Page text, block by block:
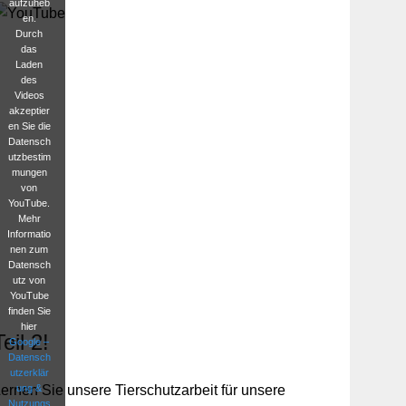
aufzuheb
en.
Durch
das
Laden
des
Videos
akzeptier
en Sie die
Datensch
utzbestim
mungen
von
YouTube.
Mehr
Informatio
nen zum
Datensch
utz von
YouTube
finden Sie
hier
Google –
Datensch
utzerklär
ung &
Nutzungs
2!
Sie unsere Tierschutzarbeit für unsere